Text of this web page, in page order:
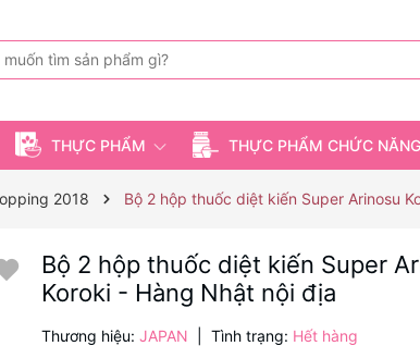
THỰC PHẨM THỰC PHẨM CHỨC NĂNG
2018 Bộ 2 hộp thuốc diệt kiến Super Arinosu
Bộ 2 hộp thuốc diệt kiến Super
Koroki - Hàng Nhật nội địa
Thương hiệu: JAPAN Tình trạng: Hết hàng